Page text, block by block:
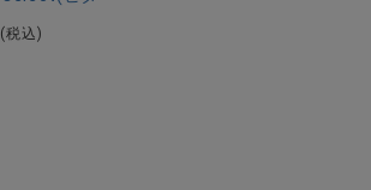
(税込)